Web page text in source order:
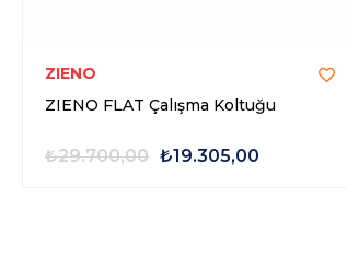
ZIENO
ZIENO FLAT Çalışma Koltuğu
₺19.305,00
₺29.700,00